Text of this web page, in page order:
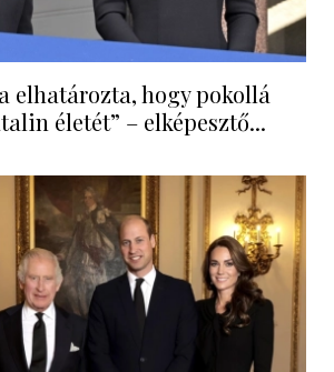
elhatározta, hogy pokollá
életét” – elképesztő...